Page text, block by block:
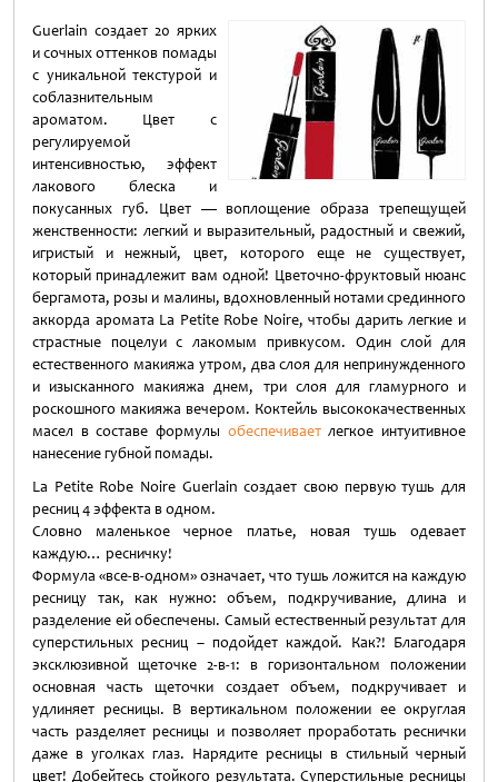
Guerlain создает 20 ярких
и сочных оттенков помады
с уникальной текстурой и
соблазнительным
ароматом. Цвет с
регулируемой
интенсивностью, эффект
лакового блеска и
покусанных губ. Цвет — воплощение образа трепещущей
женственности: легкий и выразительный, радостный и свежий,
игристый и нежный, цвет, которого еще не существует,
который принадлежит вам одной! Цветочно-фруктовый нюанс
бергамота, розы и малины, вдохновленный нотами срединного
аккорда аромата La Petite Robe Noire, чтобы дарить легкие и
страстные поцелуи с лакомым привкусом. Один слой для
естественного макияжа утром, два слоя для непринужденного
и изысканного макияжа днем, три слоя для гламурного и
роскошного макияжа вечером. Коктейль высококачественных
масел в составе формулы обеспечиваетлегкое интуитивное
нанесение губной помады.
La Petite Robe Noire Guerlain создает свою первую тушь для
ресниц 4 эффекта в одном.
Словно маленькое черное платье, новая тушь одевает
каждую… ресничку!
Формула «все-в-одном» означает, что тушь ложится на каждую
ресницу так, как нужно: объем, подкручивание, длина и
разделение ей обеспечены. Самый естественный результат для
суперстильных ресниц – подойдет каждой. Как?! Благодаря
эксклюзивной щеточке 2-в-1: в горизонтальном положении
основная часть щеточки создает объем, подкручивает и
удлиняет ресницы. В вертикальном положении ее округлая
часть разделяет ресницы и позволяет проработать реснички
даже в уголках глаз. Нарядите ресницы в стильный черный
цвет! Добейтесь стойкого результата. Суперстильные ресницы